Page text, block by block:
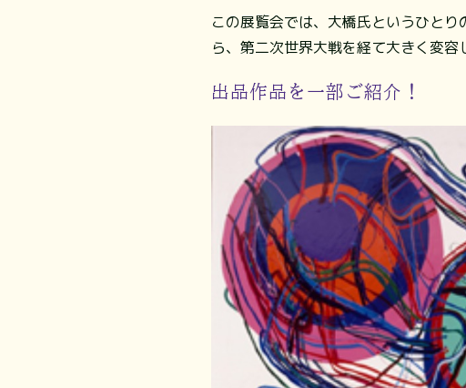
この展覧会では、大橋氏というひと
ら、第二次世界大戦を経て大きく変
出品作品を一部ご紹介！